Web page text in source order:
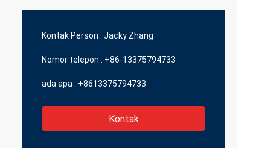
Kontak Person : Jacky Zhang
Nomor telepon : +86-13375794733
ada apa : +8613375794733
Kontak